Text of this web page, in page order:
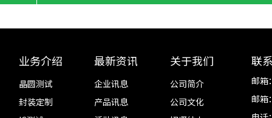
业务介绍
晶圆测试
封装定制
最新资讯
企业讯息
产品讯息
关于我们
公司简介
公司文化
联
邮箱
邮箱